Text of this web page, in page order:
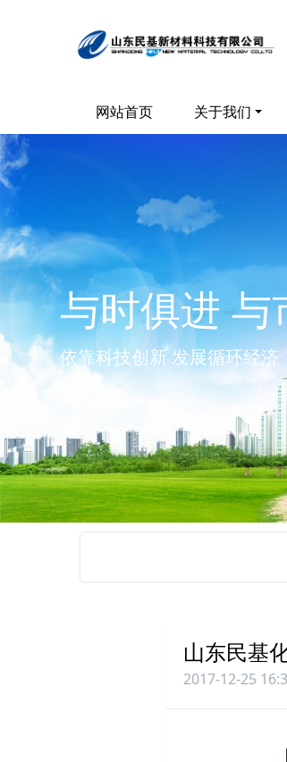
网站首页 关于我们
与时俱进
依靠科技创新 发展循环经济
山东民基
2017-12-25